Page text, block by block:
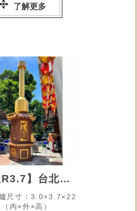
了解更多
【型號R3.7】台北普願宮
尺寸：3.0×3.7×22
（內×外×高）